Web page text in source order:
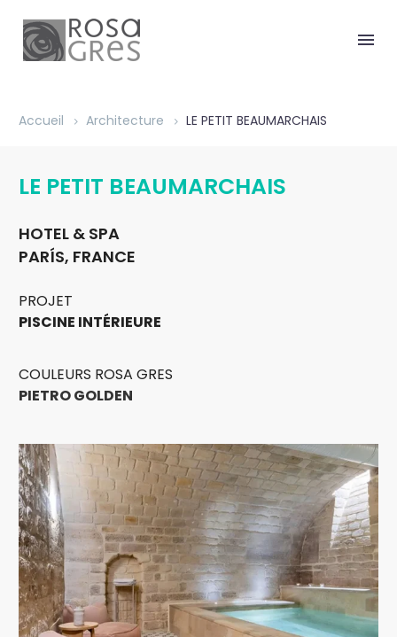
Accueil Architecture LE PETIT BEAUMARCHAIS
LE PETIT BEAUMARCHAIS
HOTEL & SPA
PARÍS, FRANCE
PROJET
PISCINE INTÉRIEURE
COULEURS ROSA GRES
PIETRO GOLDEN